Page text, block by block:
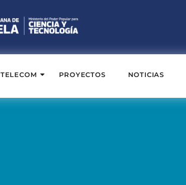
TELECOM PROYECTOS NOTICIAS